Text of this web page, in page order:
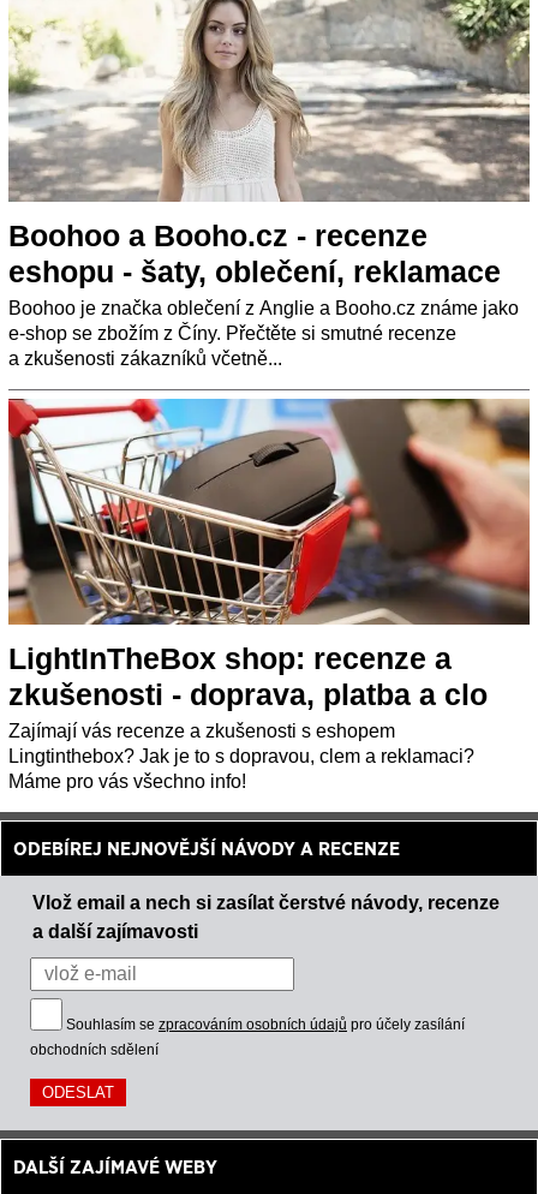
Boohoo a Booho.cz - recenze
eshopu - šaty, oblečení, reklamace
Boohoo je značka oblečení z Anglie a Booho.cz známe jako
e-shop se zbožím z Číny. Přečtěte si smutné recenze
a zkušenosti zákazníků včetně...
LightInTheBox shop: recenze a
zkušenosti - doprava, platba a clo
Zajímají vás recenze a zkušenosti s eshopem
Lingtinthebox? Jak je to s dopravou, clem a reklamaci?
Máme pro vás všechno info!
ODEBÍREJ NEJNOVĚJŠÍ NÁVODY A RECENZE
Vlož email a nech si zasílat čerstvé návody, recenze
a další zajímavosti
Souhlasím se zpracováním osobních údajů pro účely zasílání
obchodních sdělení
DALŠÍ ZAJÍMAVÉ WEBY